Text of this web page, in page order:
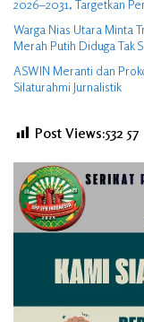
2026–2031, Targetkan
Warga Nias Utara Minta
Merah Putih Diduga Tak
ASWIN Meranti dan
Silaturahmi Jurnalistik
Post Views:532 57